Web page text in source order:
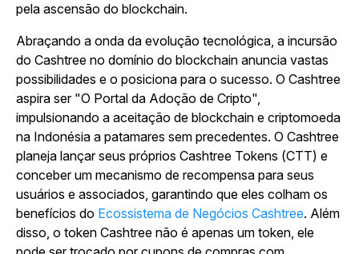
pela ascensão do blockchain.
Abraçando a onda da evolução tecnológica, a incursão
do Cashtree no domínio do blockchain anuncia vastas
possibilidades e o posiciona para o sucesso. O Cashtree
aspira ser "O Portal da Adoção de Cripto",
impulsionando a aceitação de blockchain e criptomoeda
na Indonésia a patamares sem precedentes. O Cashtree
planeja lançar seus próprios Cashtree Tokens (CTT) e
conceber um mecanismo de recompensa para seus
usuários e associados, garantindo que eles colham os
benefícios do Ecossistema de Negócios Cashtree. Além
disso, o token Cashtree não é apenas um token, ele